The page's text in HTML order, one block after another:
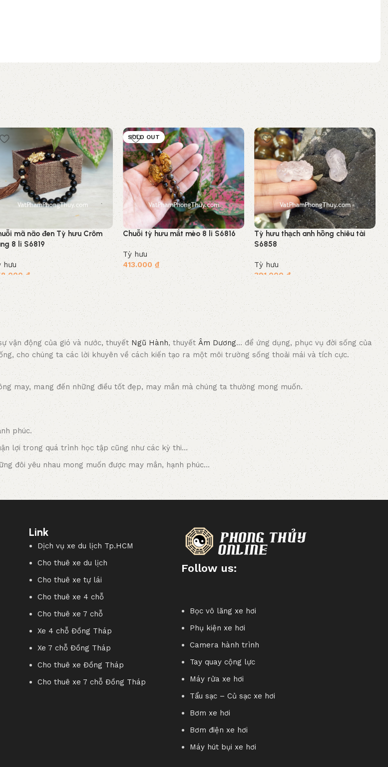
mã não đen Tỳ hưu Crôm
8 li S6819
hưu
₫
Thêm vào giỏ hàng
SOLD OUT
Chuỗi tỳ hưu mắt mèo 8 li S6816
Tỳ hưu
413.000₫
Đọc tiếp
Tỳ hưu thạch anh hồng chiêu tài
S6858
Tỳ hưu
391.000 ₫
Thêm vào giỏ hàng
vận động của gió và nước, thuyếtNgũ Hành, thuyết Âm Dương… để ứng dụng, phục vụ đời sống của
cho chúng ta các lời khuyên về cách kiến tạo ra một môi trường sống thoải mái và tích cực.
may, mang đến những điều tốt đẹp, may mắn mà chúng ta thường mong muốn.
phúc.
lợi trong quá trình học tập cũng như các kỳ thi…
đôi yêu nhau mong muốn được may mắn, hạnh phúc…
Nam, sự kết tinh giữa phong thủy trung hoa qua sự chọn lọc và phát triển theo hồn Việt
uy, sức mạnh tuyệt đối của các đấng Thiên Tử. Rồng còn được coi là tô tiên cổ xưa nhất của
Hoa Hạ, được coi là “con rồng” cháu tiên
tượng trưng cho quyền lực, sự thịnh vượng, phú quý mà linh vật này sẽ mang lại cho gia chủ.
phẩm phong thủy mà chúng tôi đều mang đến giá trị tâm linh, sức khỏe, may mắn, bình an , hạnh
ra đại chúng. Chúng tôi ý thức được rằng việc đưa một sản phẩm phong thủy đến tay khách hàng
vậy mới phát huy được sức mạnh của các vât phẩm phong thuỷ
Link
Dịch vụ xe du lịch Tp.HCM
Cho thuê xe du lịch
Cho thuê xe tự lái
Cho thuê xe 4 chỗ
Cho thuê xe 7 chỗ
Xe 4 chỗ Đồng Tháp
Xe 7 chỗ Đồng Tháp
Cho thuê xe Đồng Tháp
Cho thuê xe 7 chỗ Đồng Tháp
Follow us:
Bọc vô lăng xe hơi
Phụ kiện xe hơi
Camera hành trình
Tay quay cộng lực
Máy rửa xe hơi
Tẩu sạc – Củ sạc xe hơi
Bơm xe hơi
Bơm điện xe hơi
Máy hút bụi xe hơi